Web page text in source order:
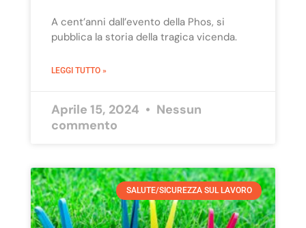
A cent’anni dall’evento della Phos, si
pubblica la storia della tragica vicenda.
LEGGI TUTTO »
Aprile 15, 2024
Nessun
commento
SALUTE/SICUREZZA SUL LAVORO